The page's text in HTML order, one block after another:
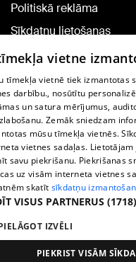
Politiskā reklāma
Sīkdatņu lietošanas
noteikumi
Komentāru
TV programma
Līguma noteikumi
360 Ziņu kontakti
Helio Media
Portāla palīdzības dienests:
All rights reserved.
vietne
tīmekļa vietnē tiek izmantotas
darbību., nosūtītu
un satura mērījumus,
Zemāk sniedzam
mūsu tīmekļa vietnēs.
vietnes sadaļas.
savu piekrišanu. Piekrišanas
uz visām interneta vietnes
skatīt sīkdatņu
VISUS PARTNERUS
IZVĒLI
PIEKRIST VISĀM